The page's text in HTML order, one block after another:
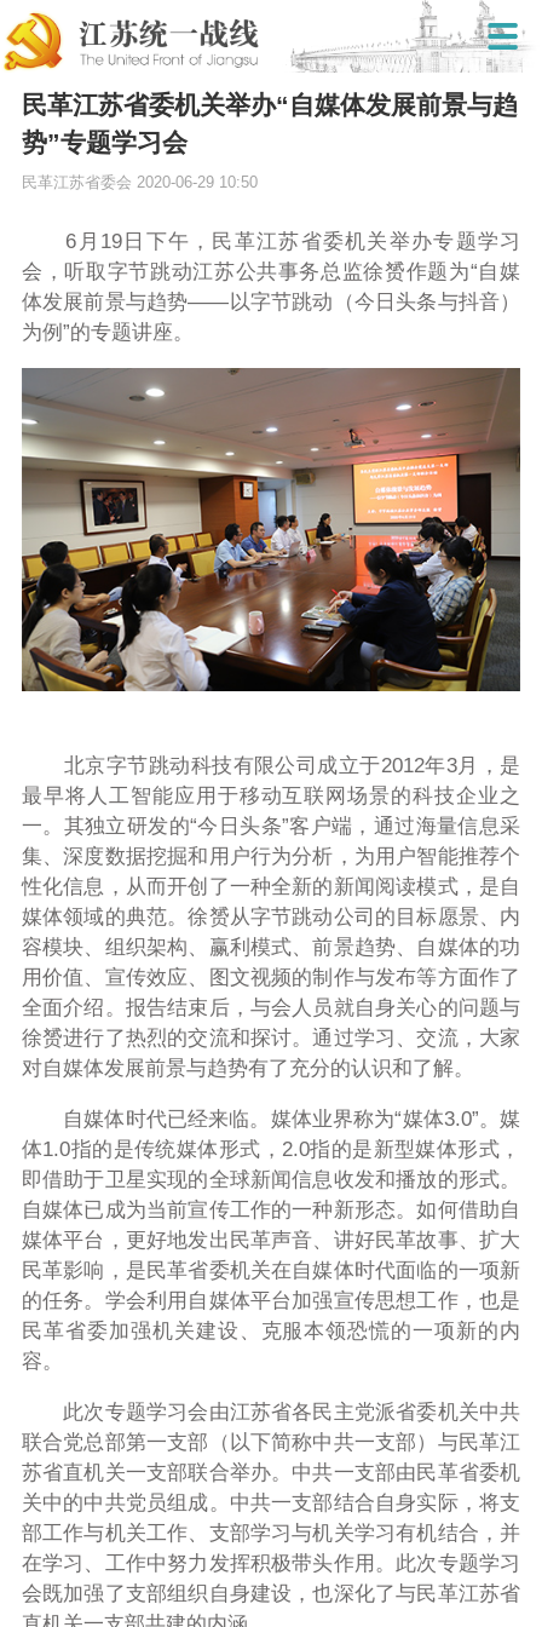
民革江苏省委机关举办“自媒体发展前景与趋
势”专题学习会
民革江苏省委会 2020-06-29 10:50
6月19日下午，民革江苏省委机关举办专题学习
会，听取字节跳动江苏公共事务总监徐赟作题为“自媒
体发展前景与趋势——以字节跳动（今日头条与抖音）
为例”的专题讲座。
北京字节跳动科技有限公司成立于2012年3月，是
最早将人工智能应用于移动互联网场景的科技企业之
一。其独立研发的“今日头条”客户端，通过海量信息采
集、深度数据挖掘和用户行为分析，为用户智能推荐个
性化信息，从而开创了一种全新的新闻阅读模式，是自
媒体领域的典范。徐赟从字节跳动公司的目标愿景、内
容模块、组织架构、赢利模式、前景趋势、自媒体的功
用价值、宣传效应、图文视频的制作与发布等方面作了
全面介绍。报告结束后，与会人员就自身关心的问题与
徐赟进行了热烈的交流和探讨。通过学习、交流，大家
对自媒体发展前景与趋势有了充分的认识和了解。
自媒体时代已经来临。媒体业界称为“媒体3.0”。媒
体1.0指的是传统媒体形式，2.0指的是新型媒体形式，
即借助于卫星实现的全球新闻信息收发和播放的形式。
自媒体已成为当前宣传工作的一种新形态。如何借助自
媒体平台，更好地发出民革声音、讲好民革故事、扩大
民革影响，是民革省委机关在自媒体时代面临的一项新
的任务。学会利用自媒体平台加强宣传思想工作，也是
民革省委加强机关建设、克服本领恐慌的一项新的内
容。
此次专题学习会由江苏省各民主党派省委机关中共
联合党总部第一支部（以下简称中共一支部）与民革江
苏省直机关一支部联合举办。中共一支部由民革省委机
关中的中共党员组成。中共一支部结合自身实际，将支
部工作与机关工作、支部学习与机关学习有机结合，并
在学习、工作中努力发挥积极带头作用。此次专题学习
会既加强了支部组织自身建设，也深化了与民革江苏省